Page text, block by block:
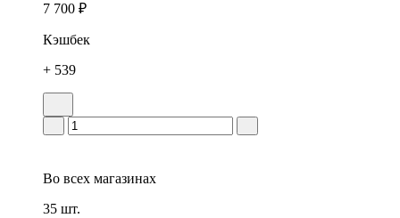
7 700 ₽
Кэшбек
+ 539
Во всех магазинах
35 шт.